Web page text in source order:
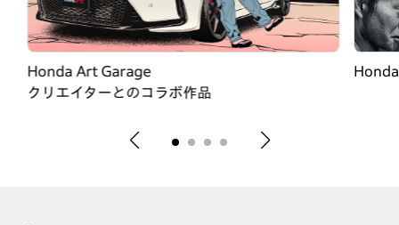
Honda Art Garage
クリエイターとのコラボ作品